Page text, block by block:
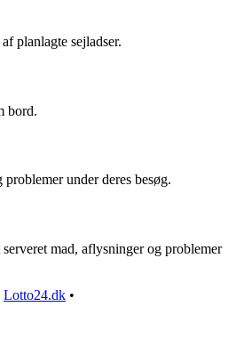
planlagte sejladser.
bord.
under deres besøg.
mad, aflysninger og problemer
Lotto24.dk •